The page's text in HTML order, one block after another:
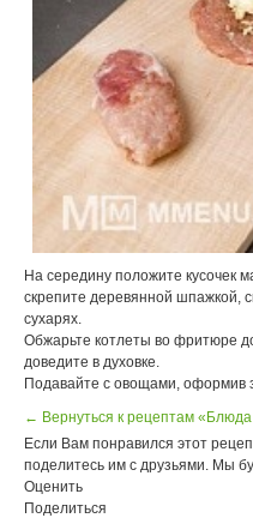
На середину положите кусочек
скрепите деревянной шпажкой,
сухарях.
Обжарьте котлеты во фритюре
доведите в духовке.
Подавайте с овощами, оформив
← Вернуться к рецептам «Блюда
Если Вам понравился этот
поделитесь им с друзьями. Мы
Оценить
Поделиться